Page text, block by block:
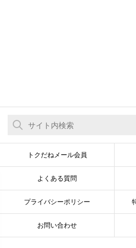
トクだねメール会員
よくある質問
プライバシーポリシー
お問い合わせ